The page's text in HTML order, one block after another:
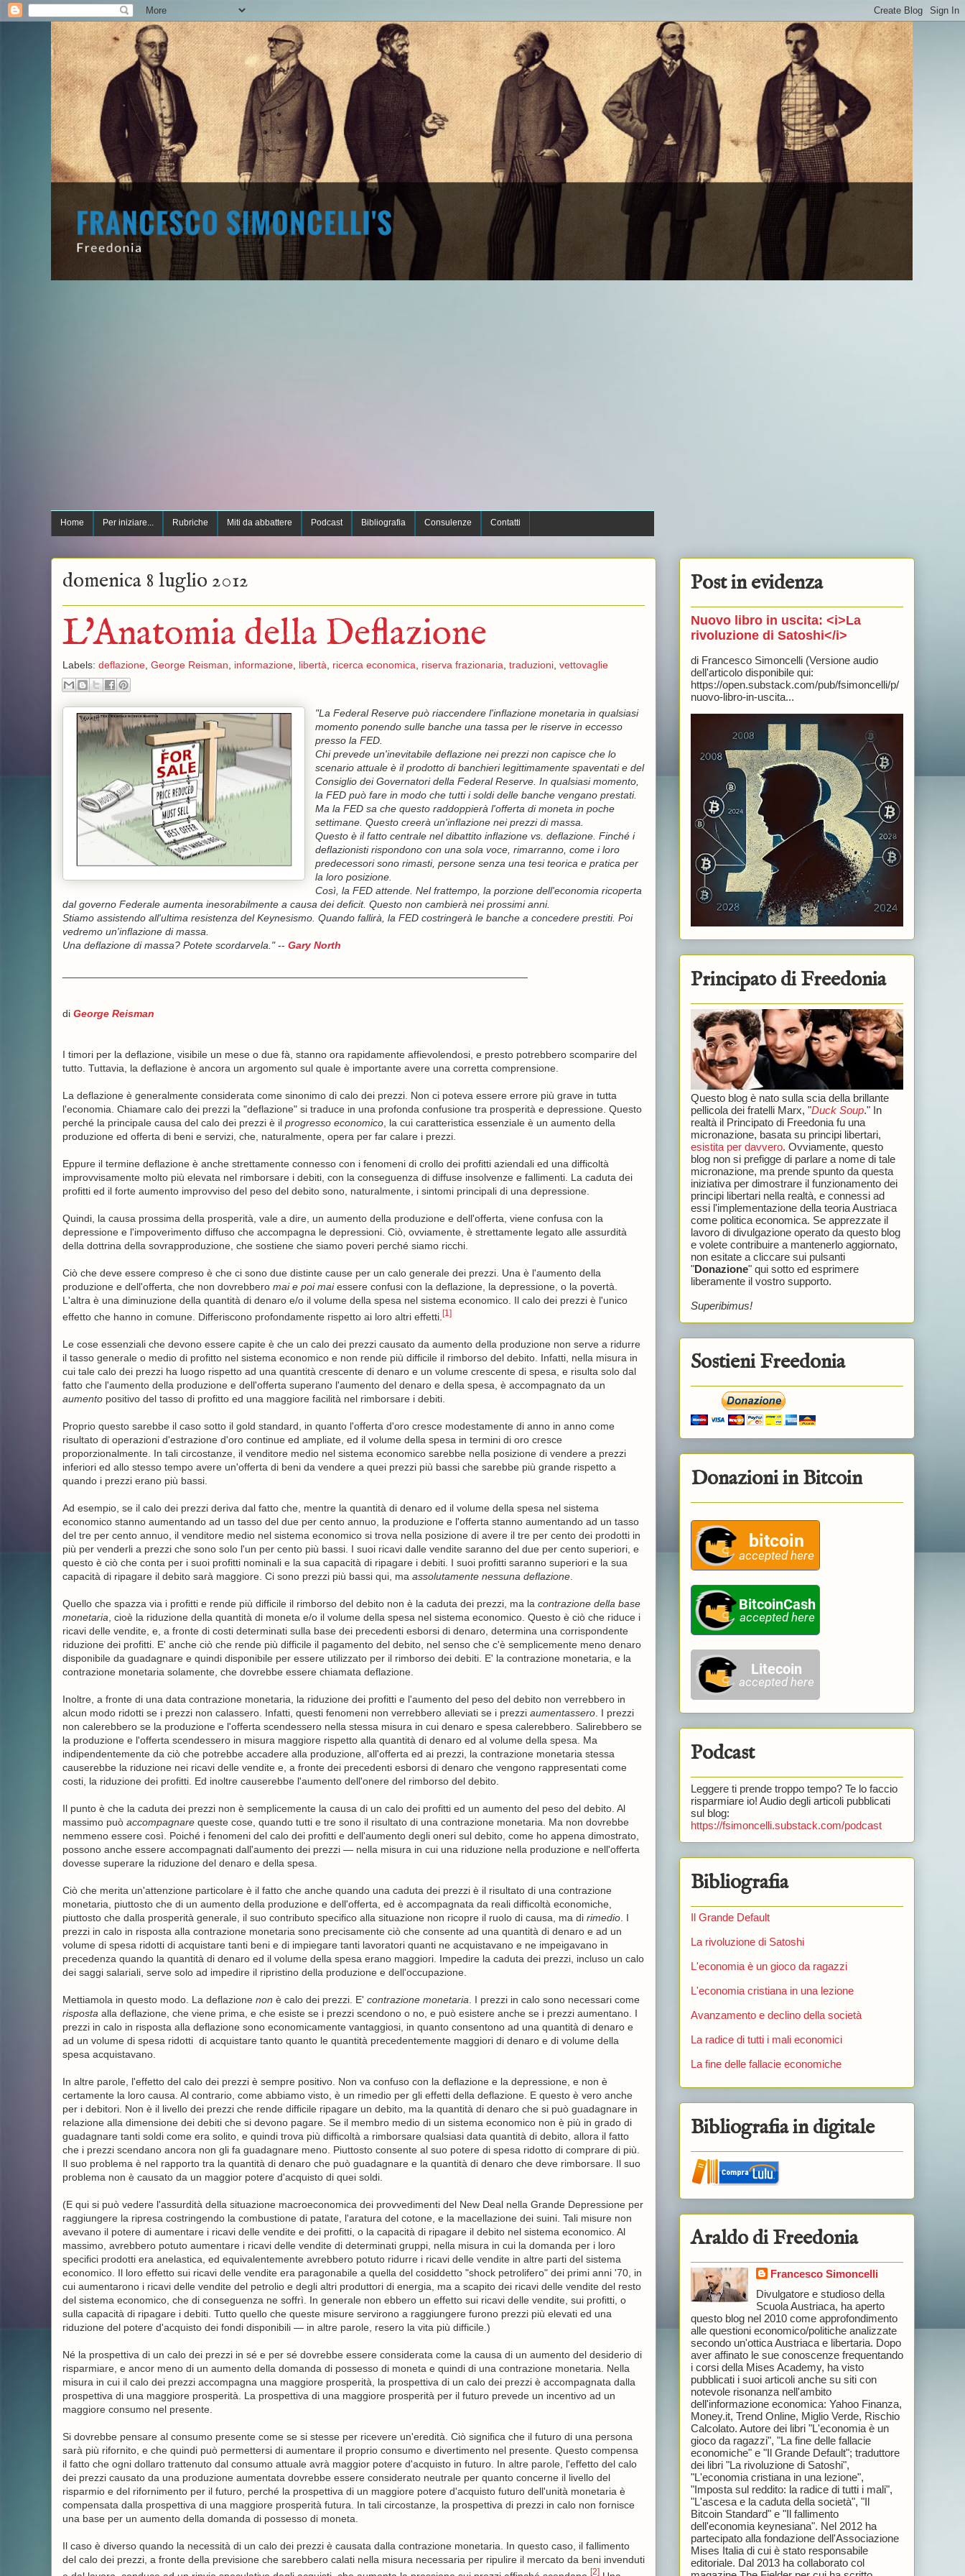
Home Per iniziare... Rubriche Miti da abbattere Podcast Bibliografia Consulenze Contatti
domenica 8 luglio 2012
L'Anatomia della Deflazione
Labels: deflazione, George Reisman informazione, libertà ricerca economica riserva frazionaria traduzioni, vettovaglie
"La Federal Reserve può riaccendere l'inflazione monetaria in qualsiasi
momento ponendo sulle banche una tassa per le riserve in eccesso
presso la FED.
Chi prevede un'inevitabile deflazione nei prezzi non capisce che lo
scenario attuale è il prodotto di banchieri legittimamente spaventati e del
Consiglio dei Governatoridella Federal Reserve. In qualsiasi momento,
la FED può fare in modo che tutti i soldi delle banche vengano prestati.
Ma la FED sa che questo raddoppierà l'offerta di moneta in poche
settimane. Questo creerà un'inflazione nei prezzi di massa.
Questo è il fatto centrale nel dibattito inflazione vs. deflazione. Finché i
deflazionisti rispondono con una sola voce, rimarranno, come i loro
predecessori sono rimasti, persone senza una tesi teorica e pratica per
la loro posizione.
Così, la FED attende. Nel frattempo, la porzione dell'economia ricoperta
dal governo Federale aumenta inesorabilmente a causa dei deficit. Questo non cambierà nei prossimi anni.
Stiamo assistendo all'ultima resistenza del Keynesismo. Quando fallirà, la FED costringerà le banche a concedere prestiti. Poi
vedremo un'inflazione di massa.
Una deflazione di massa? Potete scordarvela."-- Gary North
di George Reisman
I timori per la deflazione, visibile un mese o due fà, stanno ora rapidamente affievolendosi, e presto potrebbero scomparire del
tutto. Tuttavia, la deflazione è ancora un argomento sul quale è importante avere una corretta comprensione.
La deflazione è generalmente considerata come sinonimo di calo dei prezzi. Non ci poteva essere errore più grave in tutta
l'economia. Chiamare calo dei prezzi la "deflazione" si traduce in una profonda confusione tra prosperità e depressione. Questo
perché la principale causa del calo dei prezzi è il progresso economico, la cui caratteristica essenziale è un aumento della
produzione ed offerta di beni e servizi, che, naturalmente, opera per far calare i prezzi.
Eppure il termine deflazione è anche strettamente connesso con i fenomeni di crollo dei profitti aziendali ed una difficoltà
improvvisamente molto più elevata nel rimborsare i debiti, con la conseguenza di diffuse insolvenze e fallimenti. La caduta dei
profitti ed il forte aumento improvviso del peso del debito sono, naturalmente, i sintomi principali di una depressione.
Quindi, la causa prossima della prosperità, vale a dire, un aumento della produzione e dell'offerta, viene confusa con la
depressione e l'impoverimento diffuso che accompagna le depressioni. Ciò, ovviamente, è strettamente legato alle assurdità
della dottrina della sovrapproduzione, che sostiene che siamo poveri perché siamo ricchi.
Ciò che deve essere compreso è che ci sono due distinte cause per un calo generale dei prezzi. Una è l'aumento della
produzione e dell'offerta, che non dovrebbero mai e poi maiessere confusi con la deflazione, la depressione, o la povertà.
L'altra è una diminuzione della quantità di denaro e/o il volume della spesa nel sistema economico. Il calo dei prezzi è l'unico
effetto che hanno in comune. Differiscono profondamente rispetto ai loro altri effetti. [1]
Le cose essenziali che devono essere capite è che un calo dei prezzi causato da aumento della produzione non serve a ridurre
il tasso generale o medio di profitto nel sistema economico e non rende più difficile il rimborso del debito. Infatti, nella misura in
cui tale calo dei prezzi ha luogo rispetto ad una quantità crescente di denaro e un volume crescente di spesa, e risulta solo dal
fatto che l'aumento della produzione e dell'offerta superano l'aumento del denaro e della spesa, è accompagnato da un
aumentopositivo del tasso di profitto ed una maggiore facilità nel rimborsare i debiti.
Proprio questo sarebbe il caso sotto il gold standard, in quanto l'offerta d'oro cresce modestamente di anno in anno come
risultato di operazioni d'estrazione d'oro continue ed ampliate, ed il volume della spesa in termini di oro cresce
proporzionalmente. In tali circostanze, il venditore medio nel sistema economico sarebbe nella posizione di vendere a prezzi
inferiori ed allo stesso tempo avere un'offerta di beni da vendere a quei prezzi più bassi che sarebbe più grande rispetto a
quando i prezzi erano più bassi.
Ad esempio, se il calo dei prezzi deriva dal fatto che, mentre la quantità di denaro ed il volume della spesa nel sistema
economico stanno aumentando ad un tasso del due per cento annuo, la produzione e l'offerta stanno aumentando ad un tasso
del tre per cento annuo, il venditore medio nel sistema economico si trova nella posizione di avere il tre per cento dei prodotti in
più per venderli a prezzi che sono solo l'un per cento più bassi. I suoi ricavi dalle vendite saranno del due per cento superiori, e
questo è ciò che conta per i suoi profitti nominali e la sua capacità di ripagare i debiti. I suoi profitti saranno superiori e la sua
capacità di ripagare il debito sarà maggiore. Ci sono prezzi più bassi qui, ma assolutamente nessuna deflazione.
Quello che spazza via i profitti e rende più difficile il rimborso del debito non è la caduta dei prezzi, ma la contrazione della base
monetaria , cioè la riduzione della quantità di moneta e/o il volume della spesa nel sistema economico. Questo è ciò che riduce i
ricavi delle vendite, e, a fronte di costi determinati sulla base dei precedenti esborsi di denaro, determina una corrispondente
riduzione dei profitti. E' anche ciò che rende più difficile il pagamento del debito, nel senso che c'è semplicemente meno denaro
disponibile da guadagnare e quindi disponibile per essere utilizzato per il rimborso dei debiti. E' la contrazione monetaria, e la
contrazione monetaria solamente, che dovrebbe essere chiamata deflazione.
Inoltre, a fronte di una data contrazione monetaria, la riduzione dei profitti e l'aumento del peso del debito non verrebbero in
alcun modo ridotti se i prezzi non calassero. Infatti, questi fenomeni non verrebbero alleviati se i prezzi aumentassero. I prezzi
non calerebbero se la produzione e l'offerta scendessero nella stessa misura in cui denaro e spesa calerebbero. Salirebbero se
la produzione e l'offerta scendessero in misura maggiore rispetto alla quantità di denaro ed al volume della spesa. Ma
indipendentemente da ciò che potrebbe accadere alla produzione, all'offerta ed ai prezzi, la contrazione monetaria stessa
causerebbe la riduzione nei ricavi delle vendite e, a fronte dei precedenti esborsi di denaro che vengono rappresentati come
costi, la riduzione dei profitti. Ed inoltre causerebbe l'aumento dell'onere del rimborso del debito.
Il punto è che la caduta dei prezzi non è semplicemente la causa di un calo dei profitti ed un aumento del peso del debito. Al
massimo può accompagnarequeste cose, quando tutti e tre sono il risultato di una contrazione monetaria. Ma non dovrebbe
nemmeno essere così. Poiché i fenomeni del calo dei profitti e dell'aumento degli oneri sul debito, come ho appena dimostrato,
possono anche essere accompagnati dall'aumento dei prezzi — nella misura in cui una riduzione nella produzione e nell'offerta
dovesse superare la riduzione del denaro e della spesa.
Ciò che merita un'attenzione particolare è il fatto che anche quando una caduta dei prezzi è il risultato di una contrazione
monetaria, piuttosto che di un aumento della produzione e dell'offerta, ed è accompagnata da reali difficoltà economiche,
piuttosto che dalla prosperità generale, il suo contributo specifico alla situazione non ricopre il ruolo di causa, ma di rimedio. I
prezzi in calo in risposta alla contrazione monetaria sono precisamente ciò che consente ad una quantità di denaro e ad un
volume di spesa ridotti di acquistare tanti beni e di impiegare tanti lavoratori quanti ne acquistavano e ne impeigavano in
precedenza quando la quantità di denaro ed il volume della spesa erano maggiori. Impedire la caduta dei prezzi, incluso un calo
dei saggi salariali, serve solo ad impedire il ripristino della produzione e dell'occupazione.
Mettiamola in questo modo. La deflazione non è calo dei prezzi. E' contrazione monetaria . I prezzi in calo sono necessari come
risposta alla deflazione, che viene prima, e che esiste se i prezzi scendono o no, e può esistere anche se i prezzi aumentano. I
prezzi in calo in risposta alla deflazione sono economicamente vantaggiosi, in quanto consentono ad una quantità di denaro e
ad un volume di spesa ridotti di acquistare tanto quanto le quantità precedentemente maggiori di denaro e di volume della
spesa acquistavano.
In altre parole, l'effetto del calo dei prezzi è sempre positivo. Non va confuso con la deflazione e la depressione, e non è
certamente la loro causa. Al contrario, come abbiamo visto, è un rimedio per gli effetti della deflazione. E questo è vero anche
per i debitori. Non è il livello dei prezzi che rende difficile ripagare un debito, ma la quantità di denaro che si può guadagnare in
relazione alla dimensione dei debiti che si devono pagare. Se il membro medio di un sistema economico non è più in grado di
guadagnare tanti soldi come era solito, e quindi trova più difficoltà a rimborsare qualsiasi data quantità di debito, allora il fatto
che i prezzi scendano ancora non gli fa guadagnare meno. Piuttosto consente al suo potere di spesa ridotto di comprare di più.
Il suo problema è nel rapporto tra la quantità di denaro che può guadagnare e la quantità di denaro che deve rimborsare. Il suo
problema non è causato da un maggior potere d'acquisto di quei soldi.
(E qui si può vedere l'assurdità della situazione macroeconomica dei provvedimenti del New Deal nella Grande Depressione per
raggiungere la ripresa costringendo la combustione di patate, l'aratura del cotone, e la macellazione dei suini. Tali misure non
avevano il potere di aumentare i ricavi delle vendite e dei profitti, o la capacità di ripagare il debito nel sistema economico. Al
massimo, avrebbero potuto aumentare i ricavi delle vendite di determinati gruppi, nella misura in cui la domanda per i loro
specifici prodotti era anelastica, ed equivalentemente avrebbero potuto ridurre i ricavi delle vendite in altre parti del sistema
economico. Il loro effetto sui ricavi delle vendite era paragonabile a quella del cosiddetto "shock petrolifero" dei primi anni '70, in
cui aumentarono i ricavi delle vendite del petrolio e degli altri produttori di energia, ma a scapito dei ricavi delle vendite del resto
del sistema economico, che di conseguenza ne soffrì. In generale non ebbero un effetto sui ricavi delle vendite, sui profitti, o
sulla capacità di ripagare i debiti. Tutto quello che queste misure servirono a raggiungere furono prezzi più elevati ed una
riduzione del potere d'acquisto dei fondi disponibili — in altre parole, resero la vita più difficile.)
Né la prospettiva di un calo dei prezzi in sé e per sé dovrebbe essere considerata come la causa di un aumento del desiderio di
risparmiare, e ancor meno di un aumento della domanda di possesso di moneta e quindi di una contrazione monetaria. Nella
misura in cui il calo dei prezzi accompagna una maggiore prosperità, la prospettiva di un calo dei prezzi è accompagnata dalla
prospettiva di una maggiore prosperità. La prospettiva di una maggiore prosperità per il futuro prevede un incentivo ad un
maggiore consumo nel presente.
Si dovrebbe pensare al consumo presente come se si stesse per ricevere un'eredità. Ciò significa che il futuro di una persona
sarà più rifornito, e che quindi può permettersi di aumentare il proprio consumo e divertimento nel presente. Questo compensa
il fatto che ogni dollaro trattenuto dal consumo attuale avrà maggior potere d'acquisto in futuro. In altre parole, l'effetto del calo
dei prezzi causato da una produzione aumentata dovrebbe essere considerato neutrale per quanto concerne il livello del
risparmio e del rifornimento per il futuro, perché la prospettiva di un maggiore potere d'acquisto futuro dell'unità monetaria è
compensata dalla prospettiva di una maggiore prosperità futura. In tali circostanze, la prospettiva di prezzi in calo non fornisce
una base per un aumento della domanda di possesso di moneta.
Il caso è diverso quando la necessità di un calo dei prezzi è causata dalla contrazione monetaria. In questo caso, il fallimento
del calo dei prezzi, a fronte della previsione che sarebbero calati nella misura necessaria per ripulire il mercato da beni invenduti
[2]
Post in evidenza
Nuovo libro in uscita: <i>La
rivoluzione di Satoshi</i>
di Francesco Simoncelli (Versione audio
dell'articolo disponibile qui:
https://open.substack.com/pub/fsimoncelli/p/
nuovo-libro-in-uscita...
Principato di Freedonia
Questo blog è nato sulla scia della brillante
pellicola dei fratelli Marx, "Duck Soup." In
realtà il Principato di Freedonia fu una
micronazione, basata su principi libertari,
esistita per davvero. Ovviamente, questo
blog non si prefigge di parlare a nome di tale
micronazione, ma prende spunto da questa
iniziativa per dimostrare il funzionamento dei
principi libertari nella realtà, e connessi ad
essi l'implementazione della teoria Austriaca
come politica economica. Se apprezzate il
lavoro di divulgazione operato da questo blog
e volete contribuire a mantenerlo aggiornato,
non esitate a cliccare sui pulsanti
"Donazione" qui sotto ed esprimere
liberamente il vostro supporto.
Superibimus!
Sostieni Freedonia
Donazioni in Bitcoin
Podcast
Leggere ti prende troppo tempo? Te lo faccio
risparmiare io! Audio degli articoli pubblicati
sul blog:
https://fsimoncelli.substack.com/podcast
Bibliografia
Il Grande Default
La rivoluzione di Satoshi
L'economia è un gioco da ragazzi
L'economia cristiana in una lezione
Avanzamento e declino della società
La radice di tutti i mali economici
La fine delle fallacie economiche
Bibliografia in digitale
Araldo di Freedonia
Francesco Simoncelli
Divulgatore e studioso della
Scuola Austriaca, ha aperto
questo blog nel 2010 come approfondimento
alle questioni economico/politiche analizzate
secondo un'ottica Austriaca e libertaria. Dopo
aver affinato le sue conoscenze frequentando
i corsi della Mises Academy, ha visto
pubblicati i suoi articoli anche su siti con
notevole risonanza nell'ambito
dell'informazione economica: Yahoo Finanza,
Money.it, Trend Online, Miglio Verde, Rischio
Calcolato. Autore dei libri "L'economia è un
gioco da ragazzi", "La fine delle fallacie
economiche" e "Il Grande Default"; traduttore
dei libri "La rivoluzione di Satoshi",
"L'economia cristiana in una lezione",
"Imposta sul reddito: la radice di tutti i mali",
"L'ascesa e la caduta della società", "Il
Bitcoin Standard" e "Il fallimento
dell'economia keynesiana". Nel 2012 ha
partecipato alla fondazione dell'Associazione
Mises Italia di cui è stato responsabile
editoriale. Dal 2013 ha collaborato col